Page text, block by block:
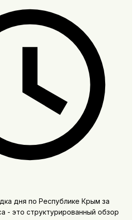
дня по Республике Крым за
- это структурированный обзор